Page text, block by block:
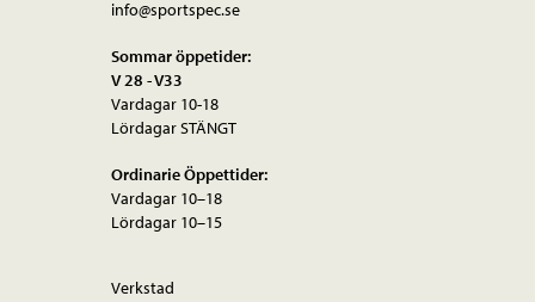
info@sportspec.se
Sommar öppetider:
V 28 - V33
Vardagar 10-18
Lördagar STÄNGT
Ordinarie Öppettider:
Vardagar 10–18
Lördagar 10–15
Verkstad